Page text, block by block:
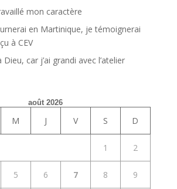
mon caractère
en Martinique, je témoignerai
à CEV
Dieu, car j’ai grandi avec l’atelier
août 2026
M J V S D
1 2
5 6 7 8 9